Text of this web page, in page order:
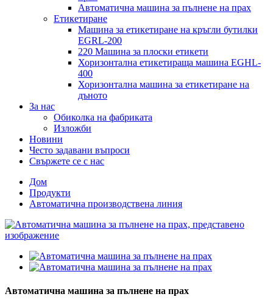
Автоматична машина за пълнене на прах
Етикетиране
Машина за етикетиране на кръгли бутилки
EGRL-200
220 Машина за плоски етикети
Хоризонтална етикетираща машина EGHL-
400
Хоризонтална машина за етикетиране на
дъното
За нас
Обиколка на фабриката
Изложби
Новини
Често задавани въпроси
Свържете се с нас
Дом
Продукти
Автоматична производствена линия
Автоматична машина за пълнене на прах